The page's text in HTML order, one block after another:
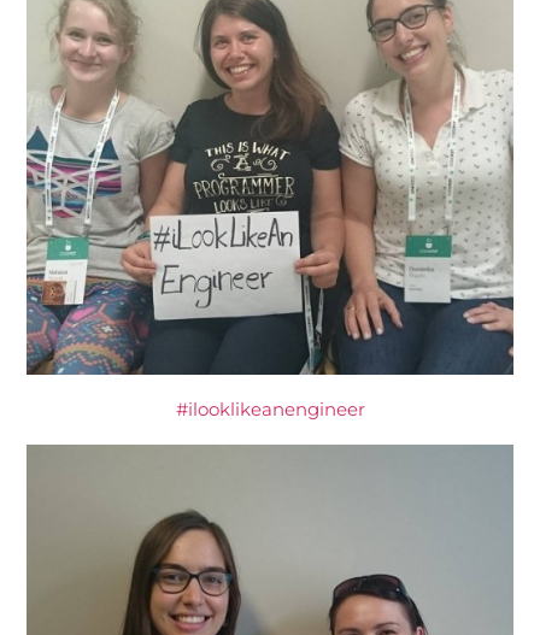
#ilooklikeanengineer